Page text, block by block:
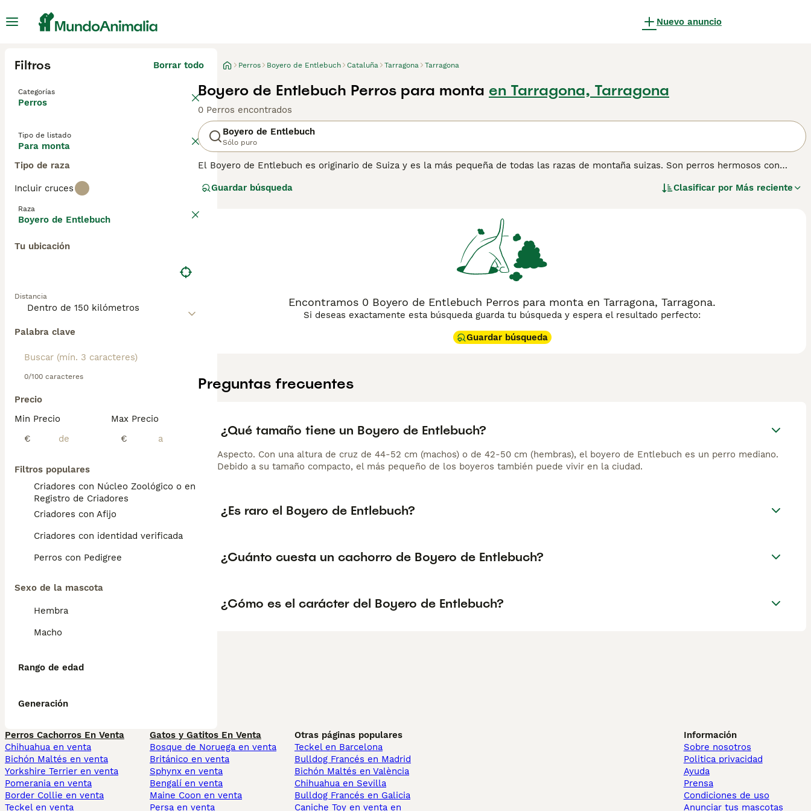
Nuevo anuncio
Filtros Borrar todo
Categorías
Perros
Tipo de listado
Para monta
Tipo de raza
Incluir cruces
Raza
Boyero de Entlebuch
Tu ubicación
Distancia
Palabra clave
0/100 caracteres
Precio
Min Precio
€
Max Precio
€
Filtros populares
Criadores con Núcleo Zoológico o en el
Registro de Criadores
Criadores con Afijo
Criadores con identidad verificada
Perros con Pedigree
Sexo de la mascota
Hembra
Macho
Rango de edad
Generación
Perros Boyero de Entlebuch Cataluña Tarragona Tarragona
Boyero de Entlebuch Perros para monta en Tarragona, Tarragona
0 Perros encontrados
Boyero de Entlebuch
Sólo puro
El Boyero de Entlebuch es originario de Suiza y es la más pequeña de todas las razas de montaña suizas. Son perros hermosos con
país de origen como perros de trabajo, así como excelentes compañeros y perros de familia. El Boyero de Entlebuch también está
registrar su interés con un criador y quizás entrar en una lista de espera, ya que no se crían muchos cachorros cada año.
página de consejos de compra de Boyero de Entlebuchpara obtener información sobre esta raza de perro.
Guardar búsqueda Clasificar por Más reciente
Encontramos 0 Boyero de Entlebuch Perros para monta en Tarragona, Tarragona.
Si deseas exactamente esta búsqueda guarda tu búsqueda y espera el resultado perfecto:
Guardar búsqueda
Preguntas frecuentes
¿Qué tamaño tiene un Boyero de Entlebuch?
Aspecto. Con una altura de cruz de 44-52 cm (machos) o de 42-50 cm (hembras), el boyero de Entlebuch es un perro mediano.
Debido a su tamaño compacto, el más pequeño de los boyeros también puede vivir en la ciudad.
¿Es raro el Boyero de Entlebuch?
¿Cuánto cuesta un cachorro de Boyero de Entlebuch?
¿Cómo es el carácter del Boyero de Entlebuch?
Perros Cachorros En Venta
Chihuahua en venta
Bichón Maltés en venta
Yorkshire Terrier en venta
Pomerania en venta
Border Collie en venta
Teckel en venta
Gatos y Gatitos En Venta
Bosque de Noruega en venta
Británico en venta
Sphynx en venta
Bengalí en venta
Maine Coon en venta
Persa en venta
Otras páginas populares
Teckel en Barcelona
Bulldog Francés en Madrid
Bichón Maltés en València
Chihuahua en Sevilla
Bulldog Francés en Galicia
Caniche Toy en venta en
Información
Sobre nosotros
Politica privacidad
Ayuda
Prensa
Condiciones de uso
Anunciar tus mascotas